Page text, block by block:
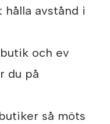
avstånd i
och ev
du på
så möts